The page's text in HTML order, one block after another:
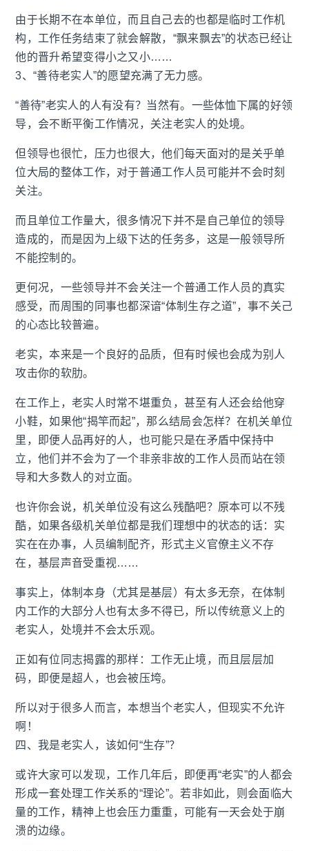
由于长期不在本单位，而且自己去的也都是临时工作机
构，工作任务结束了就会解散，“飘来飘去”的状态已经让
他的晋升希望变得小之又小……
3、“善待老实人”的愿望充满了无力感。
“善待”老实人的人有没有？当然有。一些体恤下属的好领
导，会不断平衡工作情况，关注老实人的处境。
但领导也很忙，压力也很大，他们每天面对的是关乎单
位大局的整体工作，对于普通工作人员可能并不会时刻
关注。
而且单位工作量大，很多情况下并不是自己单位的领导
造成的，而是因为上级下达的任务多，这是一般领导所
不能控制的。
更何况，一些领导并不会关注一个普通工作人员的真实
感受，而周围的同事也都深谙“体制生存之道”，事不关己
的心态比较普遍。
老实，本来是一个良好的品质，但有时候也会成为别人
攻击你的软肋。
在工作上，老实人时常不堪重负，甚至有人还会给他穿
小鞋，如果他“揭竿而起”，那么结局会怎样？在机关单位
里，即便人品再好的人，也可能只是在矛盾中保持中
立，他们并不会为了一个非亲非故的工作人员而站在领
导和大多数人的对立面。
也许你会说，机关单位没有这么残酷吧？原本可以不残
酷，如果各级机关单位都是我们理想中的状态的话：实
实在在办事，人员编制配齐，形式主义官僚主义不存
在，基层声音受重视……
事实上，体制本身（尤其是基层）有太多无奈，在体制
内工作的大部分人也有太多不得已，所以传统意义上的
老实人，处境并不会太乐观。
正如有位同志揭露的那样：工作无止境，而且层层加
码，即便是超人，也会被压垮。
所以对于很多人而言，本想当个老实人，但现实不允许
啊！
四、我是老实人，该如何“生存”？
或许大家可以发现，工作几年后，即便再“老实”的人都会
形成一套处理工作关系的“理论”。若非如此，则会面临大
量的工作，精神上也会压力重重，可能有一天会处于崩
溃的边缘。